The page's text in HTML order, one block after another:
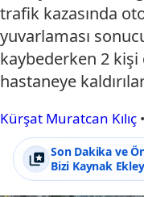
trafik kazasında
yuvarlaması
kaybederken 2 kişi
hastaneye
Kürşat Muratcan Kılıç •
Son Dakika ve
Bizi Kaynak